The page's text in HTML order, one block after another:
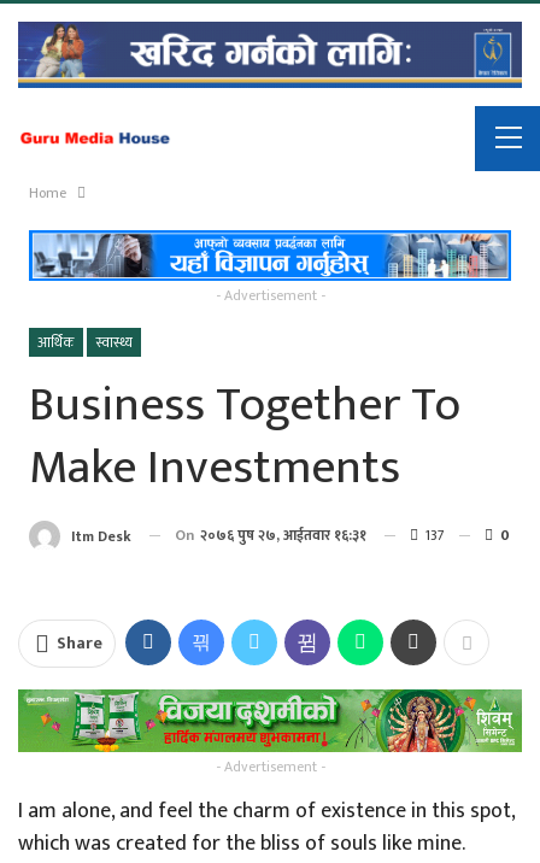
Home
- Advertisement -
आर्थिक
स्वास्थ्य
Business Together To
Make Investments
Itm Desk On २०७६ पुष २७, आईतवार १६:३१ 137 0
Share
- Advertisement -
I am alone, and feel the charm of existence in this spot,
which was created for the bliss of souls like mine.